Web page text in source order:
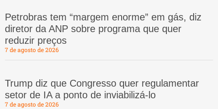
Petrobras tem “margem enorme” em gás, diz
diretor da ANP sobre programa que quer
reduzir preços
7 de agosto de 2026
Trump diz que Congresso quer regulamentar
setor de IA a ponto de inviabilizá-lo
7 de agosto de 2026